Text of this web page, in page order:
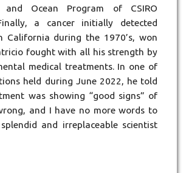
Ocean Program of CSIRO
a cancer initially detected
California during the 1970’s, won
fought with all his strength by
medical treatments. In one of
held during June 2022, he told
was showing “good signs” of
and I have no more words to
and irreplaceable scientist